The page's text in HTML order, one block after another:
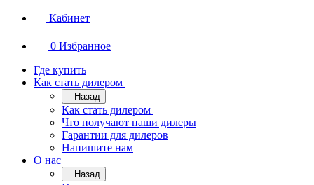
Кабинет
0 Избранное
Где купить
Как стать дилером
Назад
Как стать дилером
Что получают наши дилеры
Гарантии для дилеров
Напишите нам
О нас
Назад